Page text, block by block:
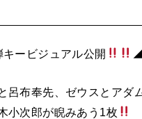
ービジュアル公開 ◢
呂布奉先、ゼウスとアダ
小次郎が睨みあう1枚